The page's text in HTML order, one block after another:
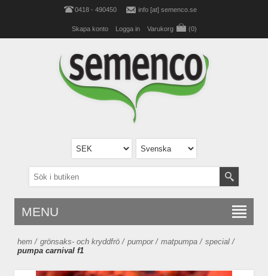
0418 - 490450 info [at] semenco.se
Skapa konto Logga in Varukorg (0)
MENU
hem / grönsaks- och kryddfrö / pumpor / matpumpa / special /
pumpa carnival f1